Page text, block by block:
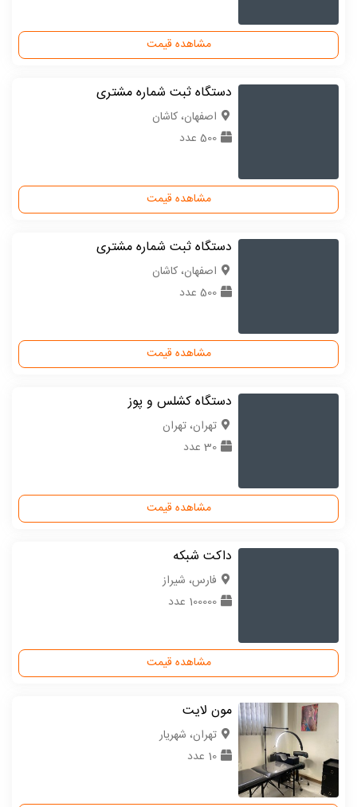
مشاهده قیمت
دستگاه ثبت شماره مشتری
اصفهان، کاشان
500 عدد
مشاهده قیمت
دستگاه ثبت شماره مشتری
اصفهان، کاشان
500 عدد
مشاهده قیمت
دستگاه کشلس و پوز
تهران، تهران
30 عدد
مشاهده قیمت
داکت شبکه
فارس، شیراز
100000 عدد
مشاهده قیمت
مون لایت
تهران، شهریار
10 عدد